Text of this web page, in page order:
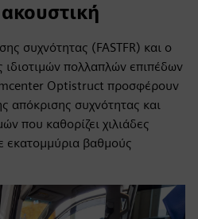
συχνότητας (FASTFR) και ο
πολλαπλών επιπέδων
Optistruct προσφέρουν
απόκρισης συχνότητας και
που καθορίζει χιλιάδες
εκατομμύρια βαθμούς